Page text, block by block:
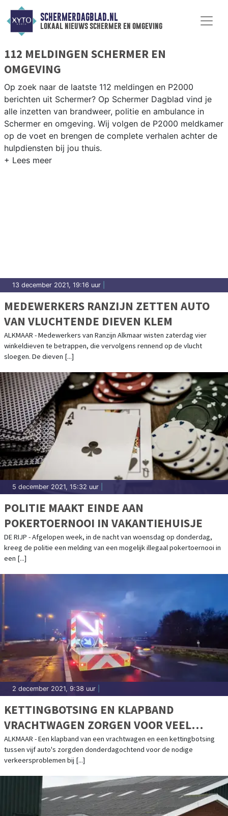
SCHERMERDAGBLAD.NL
lokaal nieuws schermer en omgeving
112 MELDINGEN SCHERMER EN
OMGEVING
Op zoek naar de laatste 112 meldingen en P2000
berichten uit Schermer? Op Schermer Dagblad vind je
alle inzetten van brandweer, politie en ambulance in
Schermer en omgeving. Wij volgen de P2000 meldkamer
op de voet en brengen de complete verhalen achter de
hulpdiensten bij jou thuis.
13 december 2021, 19:16 uur
MEDEWERKERS RANZIJN ZETTEN AUTO
VAN VLUCHTENDE DIEVEN KLEM
ALKMAAR - Medewerkers van Ranzijn Alkmaar wisten zaterdag vier
winkeldieven te betrappen, die vervolgens rennend op de vlucht
sloegen. De dieven [...]
5 december 2021, 15:32 uur
POLITIE MAAKT EINDE AAN
POKERTOERNOOI IN VAKANTIEHUISJE
DE RIJP - Afgelopen week, in de nacht van woensdag op donderdag,
kreeg de politie een melding van een mogelijk illegaal pokertoernooi in
een [...]
2 december 2021, 9:38 uur
KETTINGBOTSING EN KLAPBAND
VRACHTWAGEN ZORGEN VOOR VEEL
VERTRAGING.
ALKMAAR - Een klapband van een vrachtwagen en een kettingbotsing
tussen vijf auto's zorgden donderdagochtend voor de nodige
verkeersproblemen bij [...]